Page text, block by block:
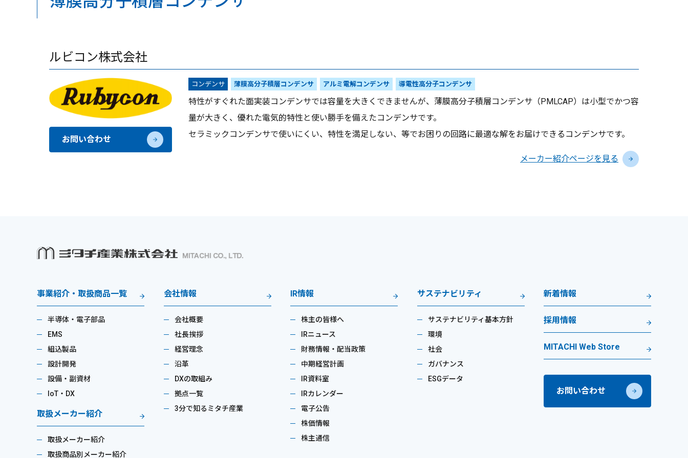
ルビコン株式会社
お問い合わせ
コンデンサ 薄膜高分子積層コンデンサ アルミ電解コンデンサ 導電性高分子コンデンサ
特性がすぐれた面実装コンデンサでは容量を大きくできませんが、薄膜高分子積層コンデンサ（PMLCAP）は小型でかつ容
量が大きく、優れた電気的特性と使い勝手を備えたコンデンサです。
セラミックコンデンサで使いにくい、特性を満足しない、等でお困りの回路に最適な解をお届けできるコンデンサです。
メーカー紹介ページを見る
事業紹介・取扱商品一覧
半導体・電子部品
EMS
組込製品
設計開発
設備・副資材
IoT・DX
取扱メーカー紹介
取扱メーカー紹介
取扱商品別メーカー紹介
会社情報
会社概要
社長挨拶
経営理念
沿革
DXの取組み
拠点一覧
3分で知るミタチ産業
IR情報
株主の皆様へ
IRニュース
財務情報・配当政策
中期経営計画
IR資料室
IRカレンダー
電子公告
株価情報
株主通信
サステナビリティ
サステナビリティ基本方針
環境
社会
ガバナンス
ESGデータ
新着情報
採用情報
MITACHI Web Store
お問い合わせ